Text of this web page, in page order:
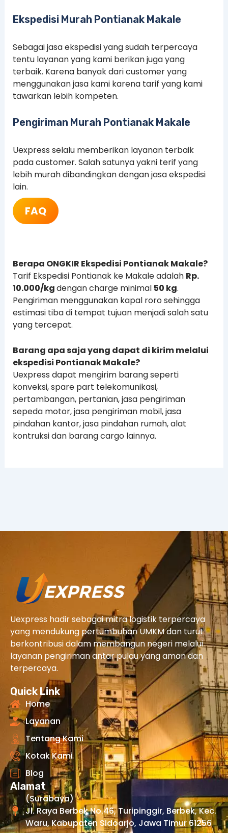
Ekspedisi Murah Pontianak Makale
Sebagai jasa ekspedisi yang sudah terpercaya
tentu layanan yang kami berikan juga yang
terbaik. Karena banyak dari customer yang
menggunakan jasa kami karena tarif yang kami
tawarkan lebih kompeten.
Pengiriman Murah Pontianak Makale
Uexpress selalu memberikan layanan terbaik
pada customer. Salah satunya yakni terif yang
lebih murah dibandingkan dengan jasa ekspedisi
lain.
FAQ
Berapa ONGKIR Ekspedisi Pontianak Makale?
Tarif Ekspedisi Pontianak ke Makale adalah Rp.
10.000/kgdengan charge minimal 50 kg.
Pengiriman menggunakan kapal roro sehingga
estimasi tiba di tempat tujuan menjadi salah satu
yang tercepat.
Barang apa saja yang dapat di kirim melalui
ekspedisi Pontianak Makale?
Uexpress dapat mengirim barang seperti
konveksi, spare part telekomunikasi,
pertambangan, pertanian, jasa pengiriman
sepeda motor, jasa pengiriman mobil, jasa
pindahan kantor, jasa pindahan rumah, alat
kontruksi dan barang cargo lainnya.
Uexpress hadir sebagai mitra logistik terpercaya
yang mendukung pertumbuhan UMKM dan turut
berkontribusi dalam membangun negeri melalui
layanan pengiriman antar pulau yang aman dan
terpercaya.
Quick Link
Home
Layanan
Tentang Kami
Kotak Kami
Blog
Alamat
(Surabaya)
Jl. Raya Berbek No.46, Turipinggir, Berbek, Kec.
Waru, Kabupaten Sidoarjo, Jawa Timur 61256